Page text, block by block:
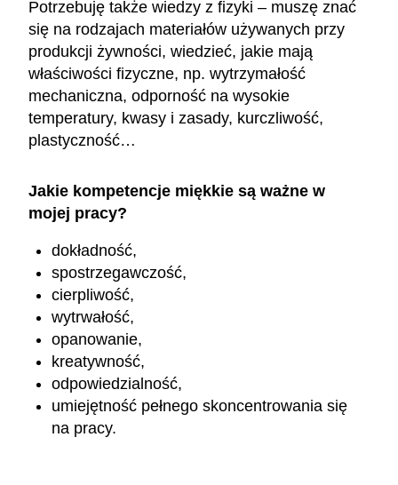
Potrzebuję także wiedzy z fizyki – muszę znać
się na rodzajach materiałów używanych przy
produkcji żywności, wiedzieć, jakie mają
właściwości fizyczne, np. wytrzymałość
mechaniczna, odporność na wysokie
temperatury, kwasy i zasady, kurczliwość,
plastyczność…
Jakie kompetencje miękkie są ważne w
mojej pracy?
dokładność,
spostrzegawczość,
cierpliwość,
wytrwałość,
opanowanie,
kreatywność,
odpowiedzialność,
umiejętność pełnego skoncentrowania się
na pracy.